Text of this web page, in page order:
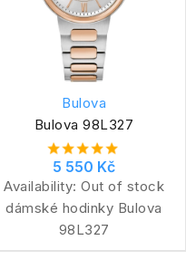
Bulova
Bulova 98L327
5 550 Kč
Availability: Out of stock
dámské hodinky Bulova
98L327